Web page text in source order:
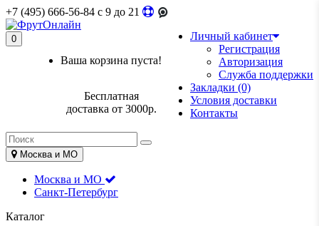
+7 (495) 666-56-84 c 9 до 21
Личный кабинет
Регистрация
Авторизация
Служба поддержки
Закладки (0)
Условия доставки
Контакты
0
Ваша корзина пуста!
Бесплатная
доставка от 3000р.
Москва и МО
Москва и МО
Санкт-Петербург
Каталог